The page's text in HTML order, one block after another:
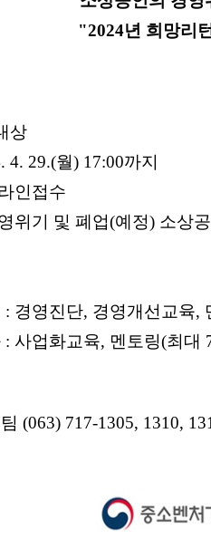
"2024년 희망리
상
4. 29.(월) 17:00까지
인접수
위기 및 폐업(예정) 소상
경영진단, 경영개선교육,
사업화교육, 멘토링(최대
(063) 717-1305, 1310,